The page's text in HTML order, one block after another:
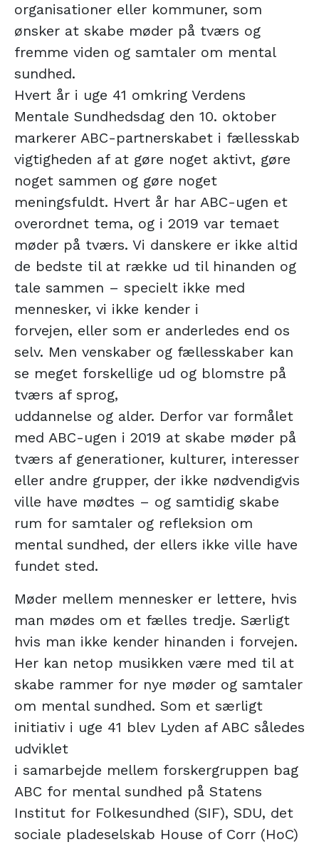
organisationer eller kommuner, som
ønsker at skabe møder på tværs og
fremme viden og samtaler om mental
sundhed.
Hvert år i uge 41 omkring Verdens
Mentale Sundhedsdag den 10. oktober
markerer ABC-partnerskabet i fællesskab
vigtigheden af at gøre noget aktivt, gøre
noget sammen og gøre noget
meningsfuldt. Hvert år har ABC-ugen et
overordnet tema, og i 2019 var temaet
møder på tværs. Vi danskere er ikke altid
de bedste til at række ud til hinanden og
tale sammen – specielt ikke med
mennesker, vi ikke kender i
forvejen, eller som er anderledes end os
selv. Men venskaber og fællesskaber kan
se meget forskellige ud og blomstre på
tværs af sprog,
uddannelse og alder. Derfor var formålet
med ABC-ugen i 2019 at skabe møder på
tværs af generationer, kulturer, interesser
eller andre grupper, der ikke nødvendigvis
ville have mødtes – og samtidig skabe
rum for samtaler og refleksion om
mental sundhed, der ellers ikke ville have
fundet sted.
Møder mellem mennesker er lettere, hvis
man mødes om et fælles tredje. Særligt
hvis man ikke kender hinanden i forvejen.
Her kan netop musikken være med til at
skabe rammer for nye møder og samtaler
om mental sundhed. Som et særligt
initiativ i uge 41 blev Lyden af ABC således
udviklet
i samarbejde mellem forskergruppen bag
ABC for mental sundhed på Statens
Institut for Folkesundhed (SIF), SDU, det
sociale pladeselskab House of Corr (HoC)